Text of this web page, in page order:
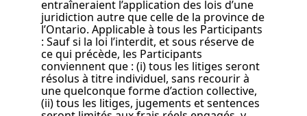
entraîneraient l’application des lois d’une
juridiction autre que celle de la province de
l’Ontario. Applicable à tous les Participants
: Sauf si la loi l’interdit, et sous réserve de
ce qui précède, les Participants
conviennent que : (i) tous les litiges seront
résolus à titre individuel, sans recourir à
une quelconque forme d’action collective,
(ii) tous les litiges, jugements et sentences